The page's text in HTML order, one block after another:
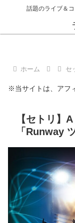
話題のライブ＆
ホーム セ
※当サイトは、アフ
【セトリ】
「Runway